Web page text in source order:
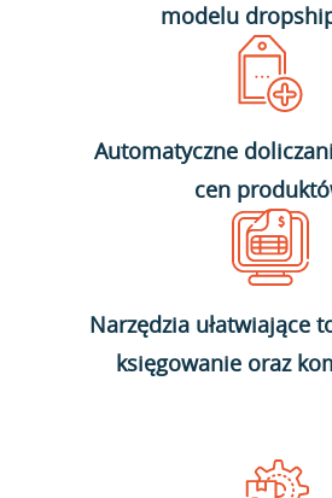
modelu
Automatyczne
cen
Narzędzia ułatwiające
księgowanie oraz